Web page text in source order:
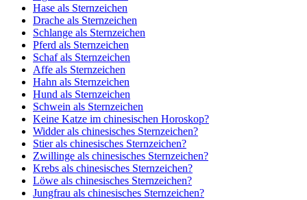
Hase als Sternzeichen
Drache als Sternzeichen
Schlange als Sternzeichen
Pferd als Sternzeichen
Schaf als Sternzeichen
Affe als Sternzeichen
Hahn als Sternzeichen
Hund als Sternzeichen
Schwein als Sternzeichen
Keine Katze im chinesischen Horoskop?
Widder als chinesisches Sternzeichen?
Stier als chinesisches Sternzeichen?
Zwillinge als chinesisches Sternzeichen?
Krebs als chinesisches Sternzeichen?
Löwe als chinesisches Sternzeichen?
Jungfrau als chinesisches Sternzeichen?